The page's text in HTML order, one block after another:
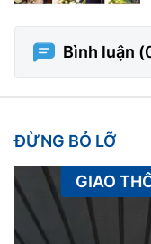
Bình luận (
ĐỪNG BỎ LỠ
GIAO